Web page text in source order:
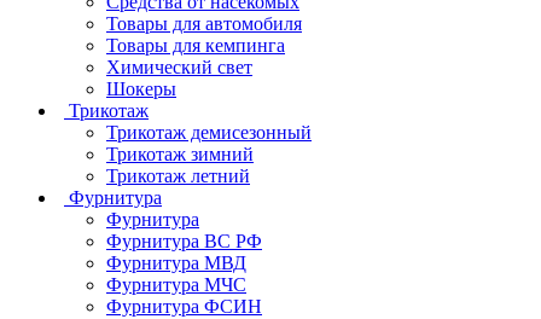
Товары для автомобиля
Товары для кемпинга
Химический свет
Шокеры
Трикотаж
Трикотаж демисезонный
Трикотаж зимний
Трикотаж летний
Фурнитура
Фурнитура
Фурнитура ВС РФ
Фурнитура МВД
Фурнитура МЧС
Фурнитура ФСИН